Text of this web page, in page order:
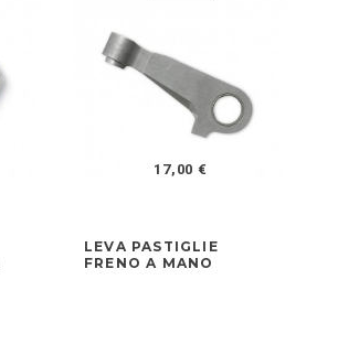
17,00 €
LEVA PASTIGLIE
FRENO A MANO